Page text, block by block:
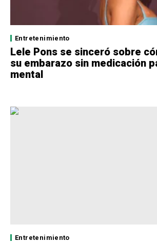
Entretenimiento
Lele Pons se sinceró sobre
su embarazo sin medicación
mental
Entretenimiento